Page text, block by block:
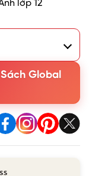
lớp 12
Global